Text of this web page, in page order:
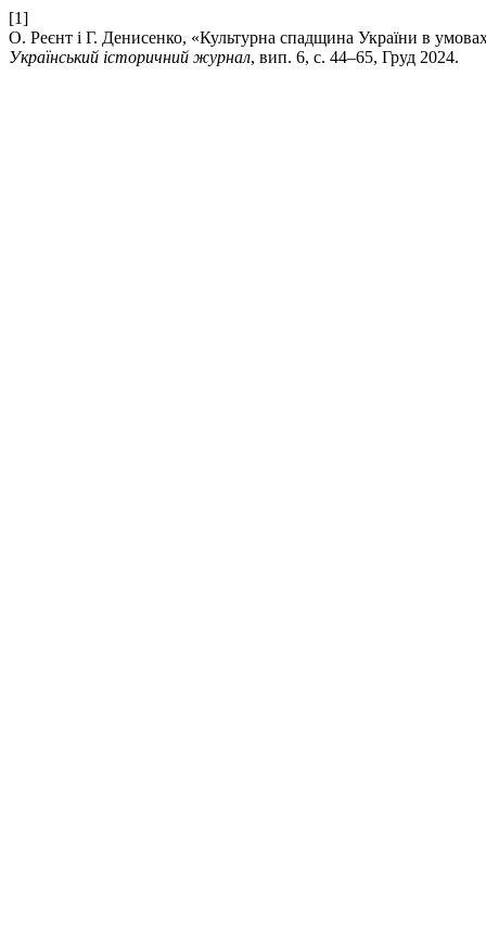
[1]
О. Реєнт і Г. Денисенко, «Культурна спадщина України в умовах
Український історичний журнал, вип. 6, с. 44–65, Груд 2024.